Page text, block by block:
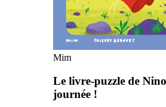
Mim
Le livre-puzzle de
journée !